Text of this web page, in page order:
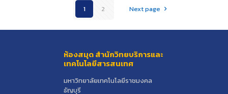
1 2 Next page
ห้องสมุด สำนักวิทยบริการและ
เทคโนโลยีสารสนเทศ
มหาวิทยาลัยเทคโนโลยีราชมงคล
ธัญบุรี